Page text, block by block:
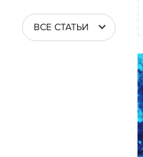
ВСЕ СТАТЬИ